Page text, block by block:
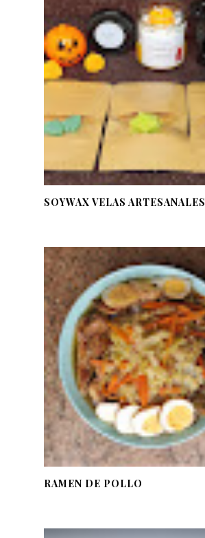
SOYWAX VELAS ARTESANALES
RAMEN DE POLLO